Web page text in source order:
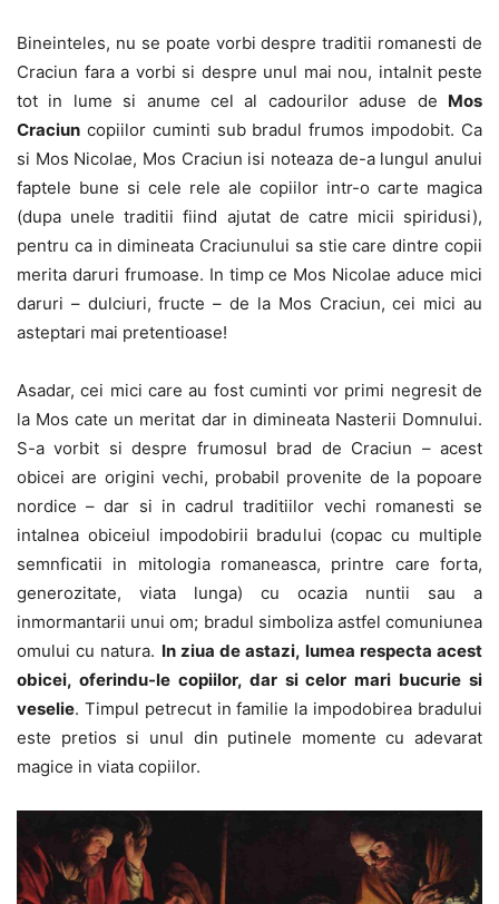
Bineinteles, nu se poate vorbi despre traditii romanesti de
Craciun fara a vorbi si despre unul mai nou, intalnit peste
tot in lume si anume cel al cadourilor aduse de Mos
Craciun copiilor cuminti sub bradul frumos impodobit. Ca
si Mos Nicolae, Mos Craciun isi noteaza de-a lungul anului
faptele bune si cele rele ale copiilor intr-o carte magica
(dupa unele traditii fiind ajutat de catre micii spiridusi),
pentru ca in dimineata Craciunului sa stie care dintre copii
merita daruri frumoase. In timp ce Mos Nicolae aduce mici
daruri – dulciuri, fructe – de la Mos Craciun, cei mici au
asteptari mai pretentioase!
Asadar, cei mici care au fost cuminti vor primi negresit de
la Mos cate un meritat dar in dimineata Nasterii Domnului.
S-a vorbit si despre frumosul brad de Craciun – acest
obicei are origini vechi, probabil provenite de la popoare
nordice – dar si in cadrul traditiilor vechi romanesti se
intalnea obiceiul impodobirii bradului (copac cu multiple
semnficatii in mitologia romaneasca, printre care forta,
generozitate, viata lunga) cu ocazia nuntii sau a
inmormantarii unui om; bradul simboliza astfel comuniunea
omului cu natura. In ziua de astazi, lumea respecta acest
obicei, oferindu-le copiilor, dar si celor mari bucurie si
veselie. Timpul petrecut in familie la impodobirea bradului
este pretios si unul din putinele momente cu adevarat
magice in viata copiilor.